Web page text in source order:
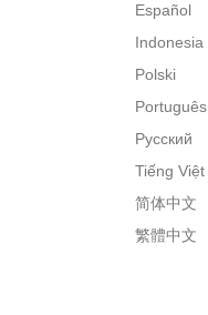
Español
Indonesia
Polski
Português
Русский
Tiếng Việt
简体中文
繁體中文